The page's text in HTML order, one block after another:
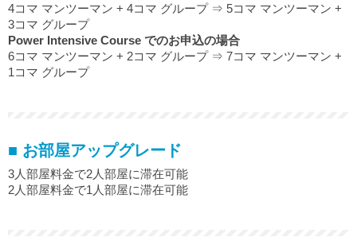
4コマ マンツーマン + 4コマ グループ ⇒ 5コマ マンツーマン +
3コマ グループ
Power Intensive Course でのお申込の場合
6コマ マンツーマン + 2コマ グループ ⇒ 7コマ マンツーマン +
1コマ グループ
■ お部屋アップグレード
3人部屋料金で2人部屋に滞在可能
2人部屋料金で1人部屋に滞在可能